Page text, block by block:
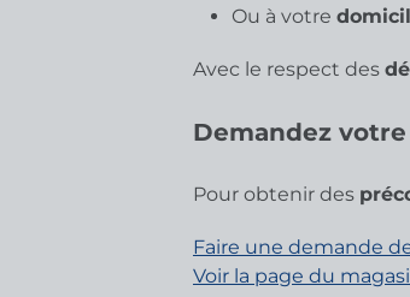
Ou à votre
Avec le respect des
Demandez
Pour obtenir des
Faire une demande
Voir la page du